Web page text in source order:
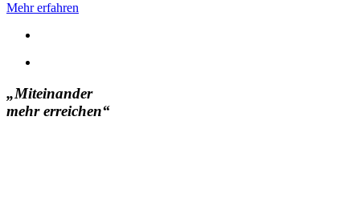
Mehr erfahren
„Miteinander
mehr erreichen“